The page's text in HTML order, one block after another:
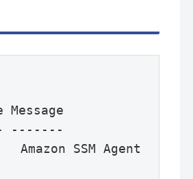
-------
SSM Agent
した。